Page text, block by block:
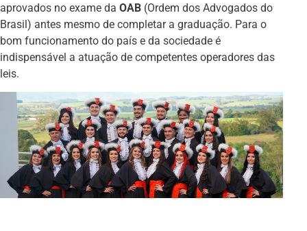
aprovados no exame da OAB (Ordem dos Advogados do
Brasil) antes mesmo de completar a graduação. Para o
bom funcionamento do país e da sociedade é
indispensável a atuação de competentes operadores das
leis.